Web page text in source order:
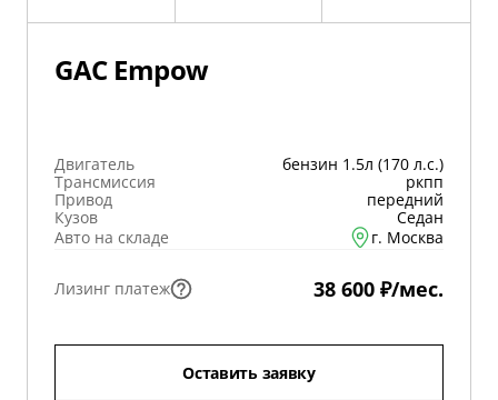
GAC Empow
Двигатель
бензин 1.5л (170 л.с.)
Трансмиссия
ркпп
Привод
передний
Кузов
Седан
Авто на складе
г. Москва
Лизинг платеж 38 600 ₽/мес.
Оставить заявку